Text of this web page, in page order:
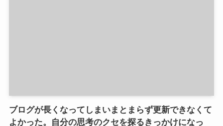
ブログが長くなってしまいまとまらず更新できなくて
よかった。自分の思考のクセを探るきっかけになっ